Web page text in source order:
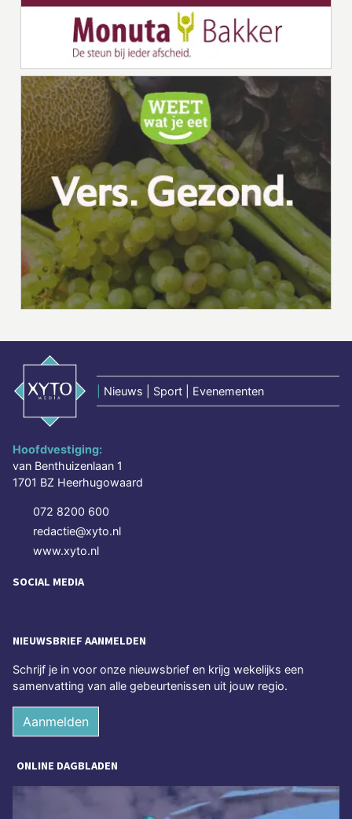
Nieuws | Sport | Evenementen
Hoofdvestiging:
van Benthuizenlaan 1
1701 BZ Heerhugowaard
072 8200 600
redactie@xyto.nl
www.xyto.nl
SOCIAL MEDIA
NIEUWSBRIEF AANMELDEN
Schrijf je in voor onze nieuwsbrief en krijg wekelijks een
samenvatting van alle gebeurtenissen uit jouw regio.
Aanmelden
ONLINE DAGBLADEN